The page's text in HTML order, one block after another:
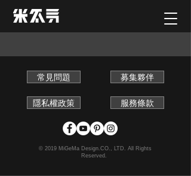
常見問題
隱私權政策
募集夥伴
服務條款
© 2019 MiGeMa Design.CO., LTD. All Rights
Reserved.